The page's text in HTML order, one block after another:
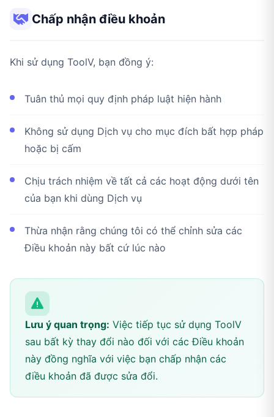
Chấp nhận điều khoản
Khi sử dụng ToolV, bạn đồng ý:
Tuân thủ mọi quy định pháp luật hiện hành
Không sử dụng Dịch vụ cho mục đích bất hợp pháp
hoặc bị cấm
Chịu trách nhiệm về tất cả các hoạt động dưới tên
của bạn khi dùng Dịch vụ
Thừa nhận rằng chúng tôi có thể chỉnh sửa các
Điều khoản này bất cứ lúc nào
Lưu ý quan trọng: Việc tiếp tục sử dụng ToolV
sau bất kỳ thay đổi nào đối với các Điều khoản
này đồng nghĩa với việc bạn chấp nhận các
điều khoản đã được sửa đổi.